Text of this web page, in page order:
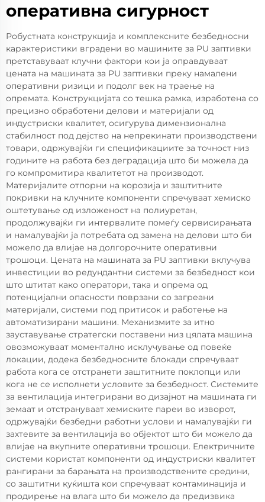
оперативна сигурност
Робустната конструкција и комплексните безбедносни
карактеристики вградени во машините за PU заптивки
претставуваат клучни фактори кои ја оправдуваат
цената на машината за PU заптивки преку намалени
оперативни ризици и подолг век на траење на
опремата. Конструкцијата со тешка рамка, изработена со
прецизно обработени делови и материјали од
индустриски квалитет, осигурува димензионална
стабилност под дејство на непрекинати производствени
товари, одржувајќи ги спецификациите за точност низ
годините на работа без деградација што би можела да
го компромитира квалитетот на производот.
Материјалите отпорни на корозија и заштитните
покривки на клучните компоненти спречуваат хемиско
оштетување од изложеност на полиуретан,
продолжувајќи ги интервалите помеѓу сервисирањата
и намалувајќи ја потребата од замена на делови што би
можело да влијае на долгорочните оперативни
трошоци. Цената на машината за PU заптивки вклучува
инвестиции во редундантни системи за безбедност кои
што штитат како оператори, така и опрема од
потенцијални опасности поврзани со загреани
материјали, системи под притисок и работење на
автоматизирани машини. Механизмите за итно
зауставување стратегски поставени низ цялата машина
овозможуваат моментално исклучување од повеќе
локации, додека безбедносните блокади спречуваат
работа кога се отстранети заштитните поклопци или
кога не се исполнети условите за безбедност. Системите
за вентилација интегрирани во дизајнот на машината ги
земаат и отстрануваат хемиските пареи во изворот,
одржувајќи безбедни работни услови и намалувајќи ги
захтевите за вентилација во објектот што би можело да
влијае на вкупните оперативни трошоци. Електричните
системи користат компоненти од индустриски квалитет
рангирани за барањата на производствените средини,
со заштитни куќишта кои спречуваат контаминација и
продирење на влага што би можело да предизвика